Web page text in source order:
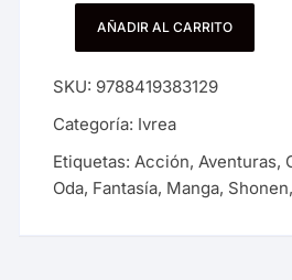
#030
cantidad
AÑADIR AL CARRITO
SKU: 9788419383129
Categoría: Ivrea
Etiquetas:Acción,Aventuras,
Oda, Fantasía, Manga, Shonen